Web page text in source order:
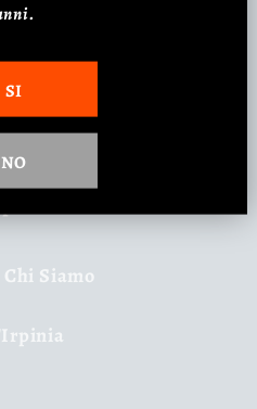
Siamo
SI
NO